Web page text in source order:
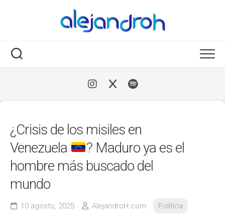
¿Crisis de los misiles en
Venezuela
? Maduro ya es el
hombre más buscado del
mundo
10 agosto, 2025 AlejandroH.com Política